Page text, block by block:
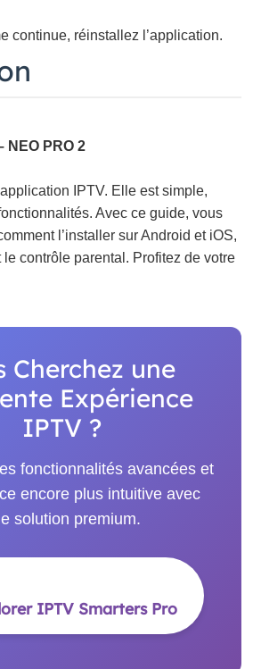
continue, réinstallez l’application.
NEO PRO 2
IPTV. Elle est simple,
Avec ce guide, vous
l’installer sur Android et iOS,
le contrôle parental. Profitez de votre
Cherchez une
Expérience
IPTV ?
fonctionnalités avancées et
encore plus intuitive avec
solution premium.
IPTV Smarters Pro